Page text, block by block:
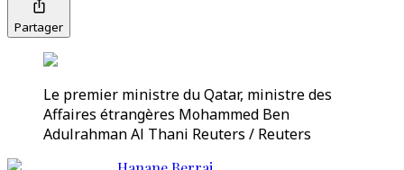
Partager
Le premier ministre du Qatar, ministre des
Affaires étrangères Mohammed Ben
Adulrahman Al Thani Reuters / Reuters